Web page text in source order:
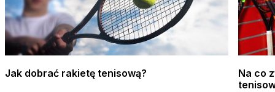
Jak dobrać rakietę tenisową?
Na co